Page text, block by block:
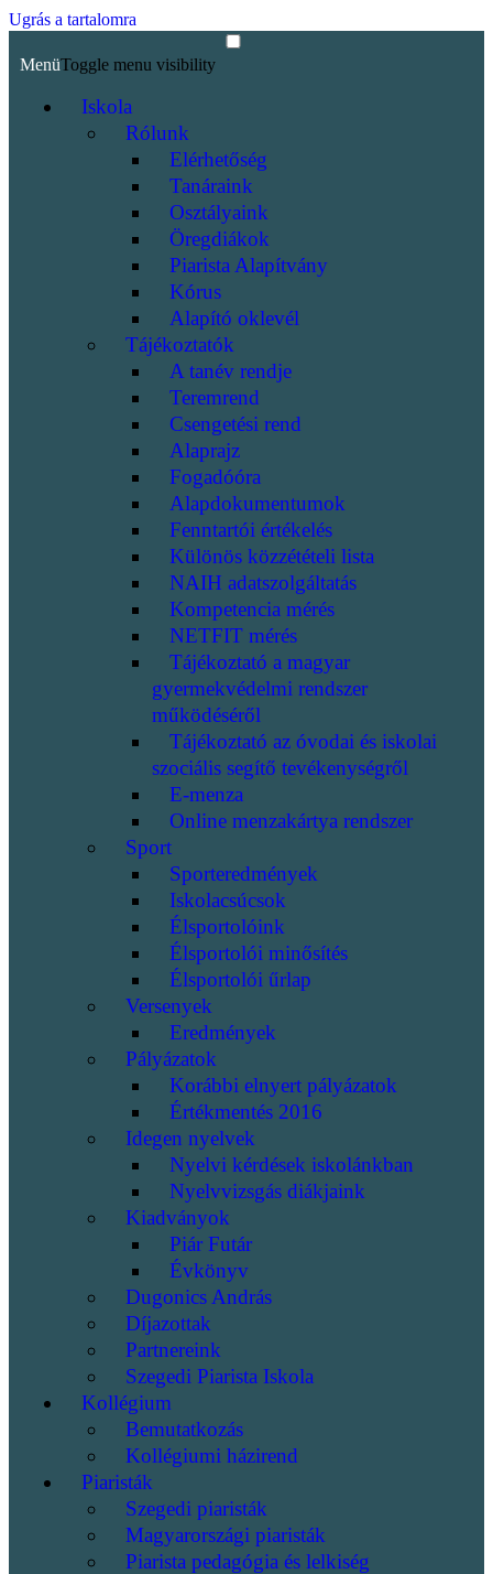
Ugrás a tartalomra
MenüToggle menu visibility
Iskola
Rólunk
Elérhetőség
Tanáraink
Osztályaink
Öregdiákok
Piarista Alapítvány
Kórus
Alapító oklevél
Tájékoztatók
A tanév rendje
Teremrend
Csengetési rend
Alaprajz
Fogadóóra
Alapdokumentumok
Fenntartói értékelés
Különös közzétételi lista
NAIH adatszolgáltatás
Kompetencia mérés
NETFIT mérés
Tájékoztató a magyar
gyermekvédelmi rendszer
működéséről
Tájékoztató az óvodai és iskolai
szociális segítő tevékenységről
E-menza
Online menzakártya rendszer
Sport
Sporteredmények
Iskolacsúcsok
Élsportolóink
Élsportolói minősítés
Élsportolói űrlap
Versenyek
Eredmények
Pályázatok
Korábbi elnyert pályázatok
Értékmentés 2016
Idegen nyelvek
Nyelvi kérdések iskolánkban
Nyelvvizsgás diákjaink
Kiadványok
Piár Futár
Évkönyv
Dugonics András
Díjazottak
Partnereink
Szegedi Piarista Iskola
Kollégium
Bemutatkozás
Kollégiumi házirend
Piaristák
Szegedi piaristák
Magyarországi piaristák
Piarista pedagógia és lelkiség